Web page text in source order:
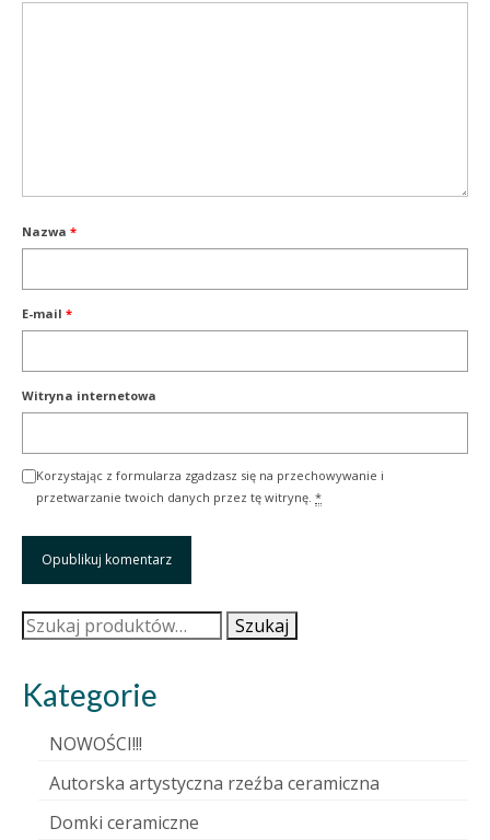
Nazwa *
E-mail *
Witryna internetowa
Korzystając z formularza zgadzasz się na przechowywanie i
przetwarzanie twoich danych przez tę witrynę. *
Szukaj: Szukaj
Kategorie
NOWOŚCI!!!
Autorska artystyczna rzeźba ceramiczna
Domki ceramiczne